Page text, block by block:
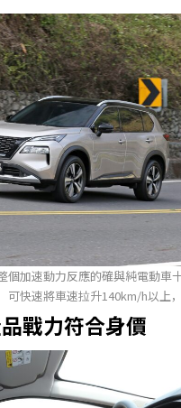
個加速動力反應的確與純電動車
可快速將車速拉升140km/h以上，
戰力符合身價